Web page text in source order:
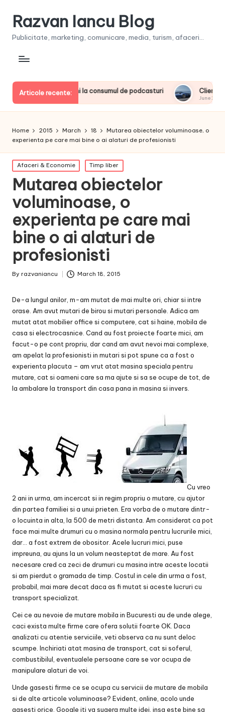
Razvan Iancu Blog
Publicitate, marketing, comunicare, media, turism, afaceri...
Articole recente:
liderii europeni la consumul de podcasturi Clienţii își vor
June 20, 2026
Home 2015 March 18
Mutarea obiectelor voluminoase, o
experienta pe care mai bine o ai alaturi de profesionisti
Posted
in
Afaceri & Economie Timp liber
Mutarea obiectelor
voluminoase, o
experienta pe care mai
bine o ai alaturi de
profesionisti
Posted
By razvaniancu March 18, 2015
De-a lungul anilor, m-am mutat de mai multe ori, chiar si intre
orase. Am avut mutari de birou si mutari personale. Adica am
mutat atat mobilier office si computere, cat si haine, mobila de
casa si electrocasnice. Cand au fost proiecte foarte mici, am
facut-o pe cont propriu, dar cand am avut nevoi mai complexe,
am apelat la profesionisti in mutari si pot spune ca a fost o
experienta placuta – am vrut atat masina speciala pentru
mutare, cat si oameni care sa ma ajute si sa se ocupe de tot, de
la ambalare la transport din casa pana in masina si invers.
Cu vreo
2 ani in urma, am incercat si in regim propriu o mutare, cu ajutor
din partea familiei si a unui prieten. Era vorba de o mutare dintr-
o locuinta in alta, la 500 de metri distanta. Am considerat ca pot
face mai multe drumuri cu o masina normala pentru lucrurile mici,
dar… a fost extrem de obositor. Acele lucruri mici, puse
impreuna, au ajuns la un volum neasteptat de mare. Au fost
necesare cred ca zeci de drumuri cu masina intre aceste locatii
si am pierdut o gramada de timp. Costul in cele din urma a fost,
probabil, mai mare decat daca as fi mutat si aceste lucruri cu
transport specializat.
Cei ce au nevoie de mutare mobila in Bucuresti au de unde alege,
caci exista multe firme care ofera solutii foarte OK. Daca
analizati cu atentie serviciile, veti observa ca nu sunt deloc
scumpe. Inchiriati atat masina de transport, cat si soferul,
combustibilul, eventualele persoane care se vor ocupa de
manipulare alaturi de voi.
Unde gasesti firme ce se ocupa cu servicii de mutare de mobila
si de alte articole voluminoase? Evident, online, acolo unde
gasesti orice. Google iti va sugera multe idei, insa este bine sa